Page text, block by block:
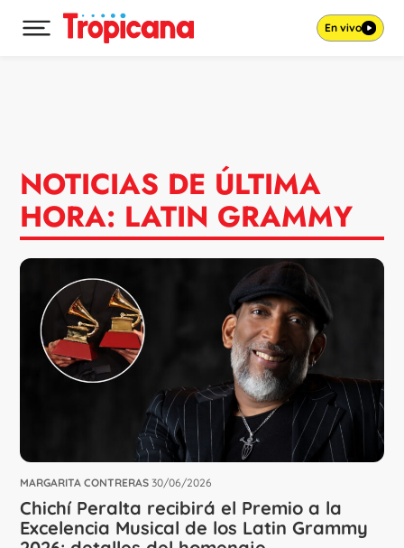
Desplegar menú principal En vivo
NOTICIAS DE ÚLTIMA
HORA: LATIN GRAMMY
MARGARITA CONTRERAS 30/06/2026
Chichí Peralta recibirá el Premio a la
Excelencia Musical de los Latin Grammy